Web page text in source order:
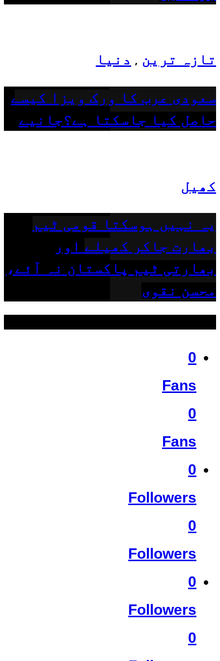
تازہ ترین , دنیا
سعودی عرب کا ورک ویزا کیسے
حاصل کیا جاسکتا ہے؟جانیے
کھیل
یہ نہیں ہوسکتا قومی ٹیم
بھارت جاکر کھیلے اور
بھارتی ٹیم پاکستان نہ آئے،
محسن نقوی
0
Fans
0
Fans
0
Followers
0
Followers
0
Followers
0